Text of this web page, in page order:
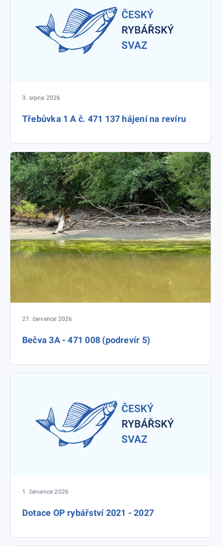
3. srpna 2026
Třebůvka 1 A č. 471 137 hájení na revíru
27. července 2026
Bečva 3A - 471 008 (podrevír 5)
1. července 2026
Dotace OP rybářství 2021 - 2027